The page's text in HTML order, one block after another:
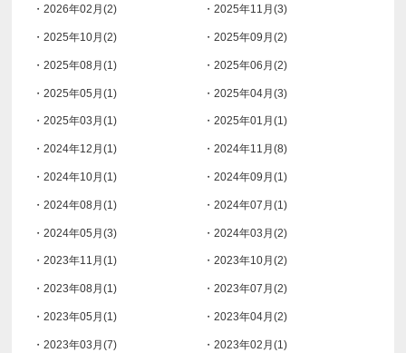
・2026年02月(2) ・2025年11月(3)
・2025年10月(2) ・2025年09月(2)
・2025年08月(1) ・2025年06月(2)
・2025年05月(1) ・2025年04月(3)
・2025年03月(1) ・2025年01月(1)
・2024年12月(1) ・2024年11月(8)
・2024年10月(1) ・2024年09月(1)
・2024年08月(1) ・2024年07月(1)
・2024年05月(3) ・2024年03月(2)
・2023年11月(1) ・2023年10月(2)
・2023年08月(1) ・2023年07月(2)
・2023年05月(1) ・2023年04月(2)
・2023年03月(7) ・2023年02月(1)